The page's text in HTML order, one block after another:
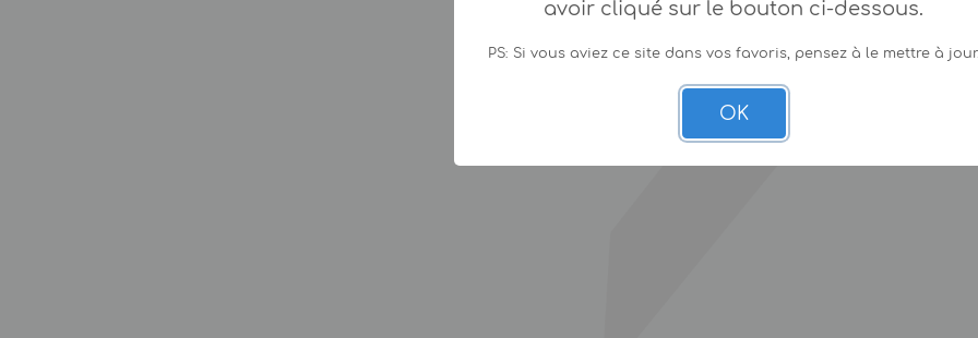
avoir cliqué sur le bouton ci-dessous.
PS: Si vous aviez ce site dans vos favoris, pensez à le mettre à
OK